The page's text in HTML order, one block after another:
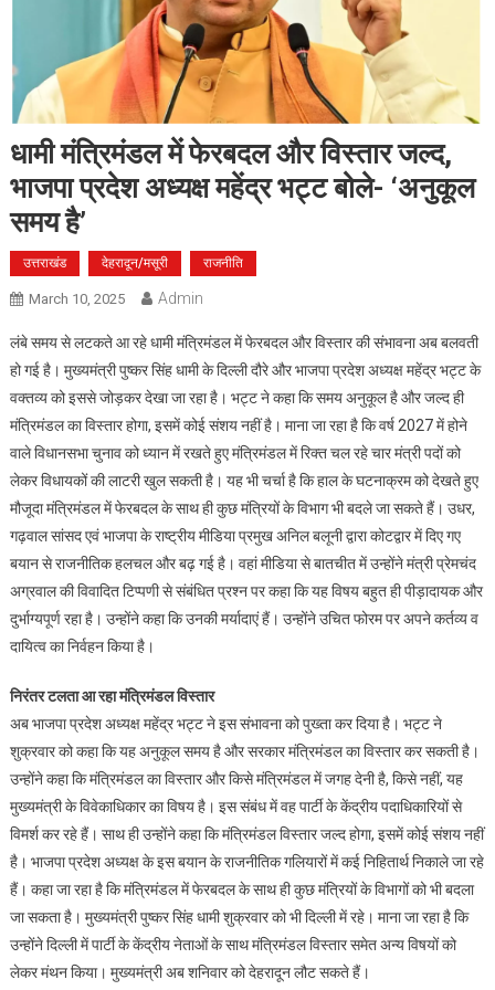
धामी मंत्रिमंडल में फेरबदल और विस्तार जल्द,
भाजपा प्रदेश अध्यक्ष महेंद्र भट्ट बोले- ‘अनुकूल
समय है’
उत्तराखंड देहरादून/मसूरी राजनीति
March 10, 2025 Admin
लंबे समय से लटकते आ रहे धामी मंत्रिमंडल में फेरबदल और विस्तार की संभावना अब बलवती
हो गई है। मुख्यमंत्री पुष्कर सिंह धामी के दिल्ली दौरे और भाजपा प्रदेश अध्यक्ष महेंद्र भट्ट के
वक्तव्य को इससे जोड़कर देखा जा रहा है। भट्ट ने कहा कि समय अनुकूल है और जल्द ही
मंत्रिमंडल का विस्तार होगा, इसमें कोई संशय नहीं है। माना जा रहा है कि वर्ष 2027 में होने
वाले विधानसभा चुनाव को ध्यान में रखते हुए मंत्रिमंडल में रिक्त चल रहे चार मंत्री पदों को
लेकर विधायकों की लाटरी खुल सकती है। यह भी चर्चा है कि हाल के घटनाक्रम को देखते हुए
मौजूदा मंत्रिमंडल में फेरबदल के साथ ही कुछ मंत्रियों के विभाग भी बदले जा सकते हैं। उधर,
गढ़वाल सांसद एवं भाजपा के राष्ट्रीय मीडिया प्रमुख अनिल बलूनी द्वारा कोटद्वार में दिए गए
बयान से राजनीतिक हलचल और बढ़ गई है। वहां मीडिया से बातचीत में उन्होंने मंत्री प्रेमचंद
अग्रवाल की विवादित टिप्पणी से संबंधित प्रश्न पर कहा कि यह विषय बहुत ही पीड़ादायक और
दुर्भाग्यपूर्ण रहा है। उन्होंने कहा कि उनकी मर्यादाएं हैं। उन्होंने उचित फोरम पर अपने कर्तव्य व
दायित्व का निर्वहन किया है।
निरंतर टलता आ रहा मंत्रिमंडल विस्तार
अब भाजपा प्रदेश अध्यक्ष महेंद्र भट्ट ने इस संभावना को पुख्ता कर दिया है। भट्ट ने
शुक्रवार को कहा कि यह अनुकूल समय है और सरकार मंत्रिमंडल का विस्तार कर सकती है।
उन्होंने कहा कि मंत्रिमंडल का विस्तार और किसे मंत्रिमंडल में जगह देनी है, किसे नहीं, यह
मुख्यमंत्री के विवेकाधिकार का विषय है। इस संबंध में वह पार्टी के केंद्रीय पदाधिकारियों से
विमर्श कर रहे हैं। साथ ही उन्होंने कहा कि मंत्रिमंडल विस्तार जल्द होगा, इसमें कोई संशय नहीं
है। भाजपा प्रदेश अध्यक्ष के इस बयान के राजनीतिक गलियारों में कई निहितार्थ निकाले जा रहे
हैं। कहा जा रहा है कि मंत्रिमंडल में फेरबदल के साथ ही कुछ मंत्रियों के विभागों को भी बदला
जा सकता है। मुख्यमंत्री पुष्कर सिंह धामी शुक्रवार को भी दिल्ली में रहे। माना जा रहा है कि
उन्होंने दिल्ली में पार्टी के केंद्रीय नेताओं के साथ मंत्रिमंडल विस्तार समेत अन्य विषयों को
लेकर मंथन किया। मुख्यमंत्री अब शनिवार को देहरादून लौट सकते हैं।